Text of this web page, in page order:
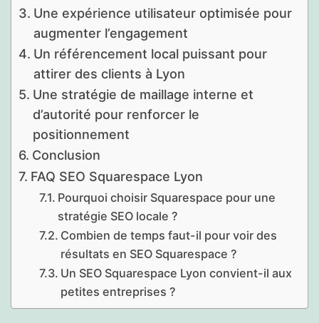
Une expérience utilisateur optimisée pour
augmenter l’engagement
Un référencement local puissant pour
attirer des clients à Lyon
Une stratégie de maillage interne et
d’autorité pour renforcer le
positionnement
Conclusion
FAQ SEO Squarespace Lyon
Pourquoi choisir Squarespace pour une
stratégie SEO locale ?
Combien de temps faut-il pour voir des
résultats en SEO Squarespace ?
Un SEO Squarespace Lyon convient-il aux
petites entreprises ?